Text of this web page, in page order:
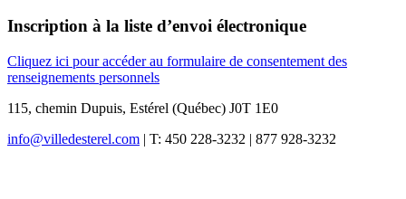
Inscription à la liste d’envoi électronique
Cliquez ici pour accéder au formulaire de consentement des
renseignements personnels
115, chemin Dupuis, Estérel (Québec) J0T 1E0
info@villedesterel.com | T: 450 228-3232 | 877 928-3232